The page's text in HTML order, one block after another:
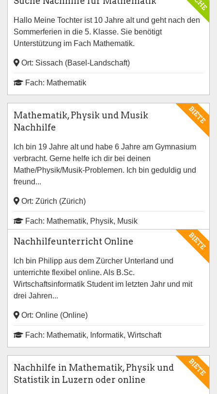
Hallo Meine Tochter ist 10 Jahre alt und geht nach den
Sommerferien in die 5. Klasse. Sie benötigt
Unterstützung im Fach Mathematik.
Ort: Sissach (Basel-Landschaft)
Fach: Mathematik
BIETE
Mathematik, Physik und Musik
Nachhilfe
Ich bin 19 Jahre alt und habe 6 Jahre am Gymnasium
verbracht. Gerne helfe ich dir bei deinen
Mathe/Physik/Musik-Problemen. Ich bin geduldig und
freund...
Ort: Zürich (Zürich)
Fach: Mathematik, Physik, Musik
BIETE
Nachhilfeunterricht Online
Ich bin Philipp aus dem Zürcher Unterland und
unterrichte flexibel online. Als B.Sc.
Wirtschaftsinformatik Student im letzten Jahr und mit
drei Jahren...
Ort: Online (Online)
Fach: Mathematik, Informatik, Wirtschaft
BIETE
Nachhilfe in Mathematik, Physik und
Statistik in Luzern oder online